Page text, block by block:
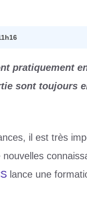
pratiquement
sont toujours
il est très
lance une